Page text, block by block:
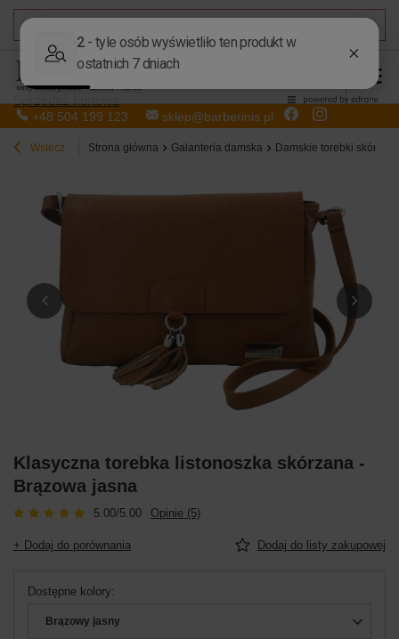
+48 504 199 123 sklep@barberinis.pl
Wstecz Strona główna Galanteria damska Damskie torebki
Klasyczna torebka listonoszka skórzana -
Brązowa jasna
5.00/5.00 Opinie (5)
+ Dodaj do porównania Dodaj do listy zakupowej
Dostępne kolory
Brązowy jasny